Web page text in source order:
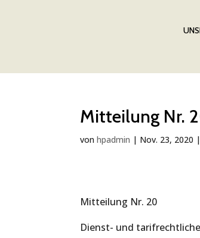
Mitteilung Nr.
vonhpadmin | Nov. 23, 2020 |
Mitteilung Nr. 20
Dienst- und